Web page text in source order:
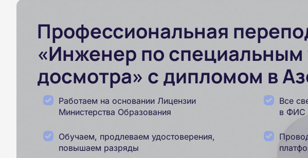
Профессиональная
«Инженер по
досмотра» с дипломом в
Работаем на основании Лицензии
Министерства Образования
Все
в
Обучаем, продлеваем удостоверения,
повышаем разряды